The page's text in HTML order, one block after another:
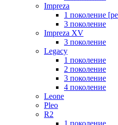
Impreza
1 поколение
3 поколение
Impreza XV
3 поколение
Legacy
1 поколение
2 поколение
3 поколение
4 поколение
Leone
Pleo
R2
1 поколение